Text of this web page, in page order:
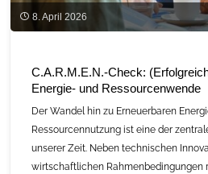
8. April 2026
C.A.R.M.E.N.-Check:
Energie- und Ressourcenwende
Der Wandel hin zu Erneuerbaren
Ressourcennutzung ist eine der
unserer Zeit. Neben technischen
wirtschaftlichen Rahmenbedingungen